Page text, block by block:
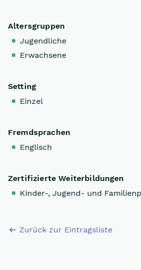
Altersgruppen
Jugendliche
Erwachsene
Setting
Einzel
Fremdsprachen
Englisch
Zertifizierte Weiterbildungen
Kinder-, Jugend- und
Zurück zur Eintragsliste